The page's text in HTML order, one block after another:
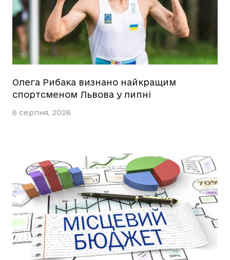
Олега Рибака визнано найкращим
спортсменом Львова у липні
6 серпня, 2026